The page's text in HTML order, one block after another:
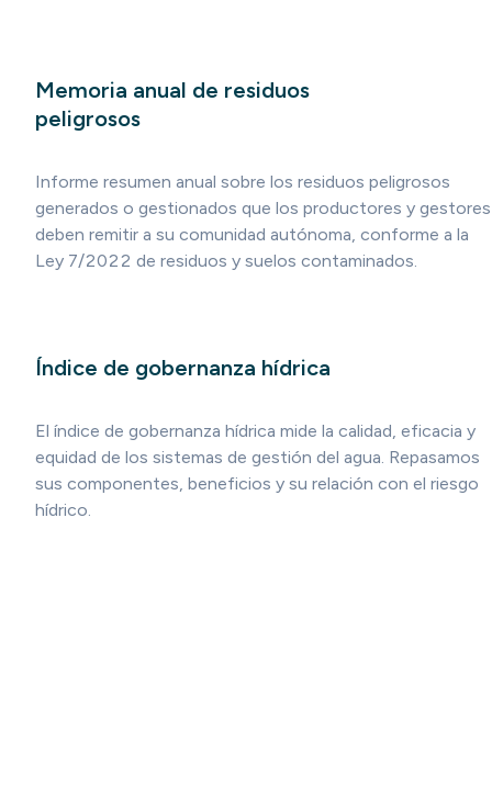
Memoria anual de residuos
peligrosos
Informe resumen anual sobre los residuos peligrosos
generados o gestionados que los productores y gestores
deben remitir a su comunidad autónoma, conforme a la
Ley 7/2022 de residuos y suelos contaminados.
Índice de gobernanza hídrica
El índice de gobernanza hídrica mide la calidad, eficacia y
equidad de los sistemas de gestión del agua. Repasamos
sus componentes, beneficios y su relación con el riesgo
hídrico.